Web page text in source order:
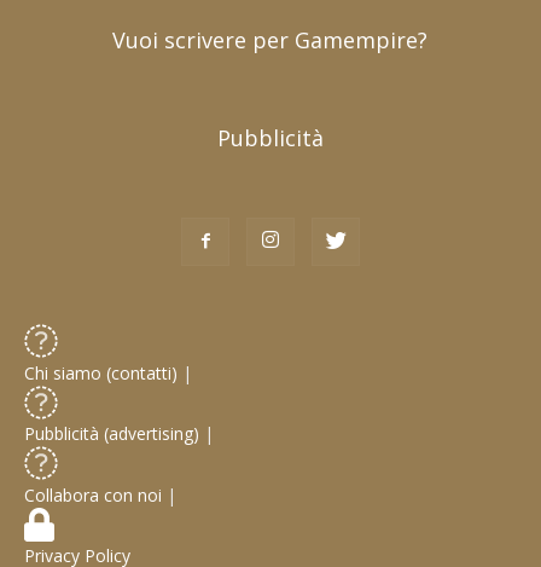
Vuoi scrivere per Gamempire?
Pubblicità
Chi siamo (contatti) |
Pubblicità (advertising) |
Collabora con noi |
Privacy Policy